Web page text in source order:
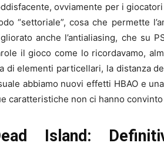
ovviamente per i
“settoriale”, cosa che permette
anche l’antialiasing, che su
il gioco come lo ricordavamo,
di elementi particellari, la distanza
abbiamo nuovi effetti HBAO e
caratteristiche non ci hanno convinto
Island: